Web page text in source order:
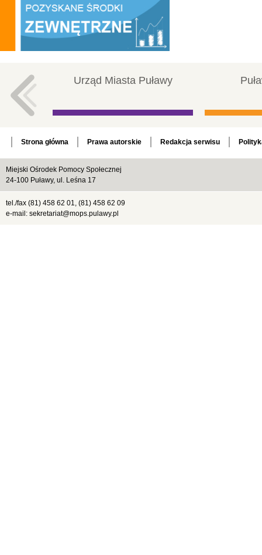
Urząd Miasta Puławy
Strona główna Prawa autorskie Redakcja serwisu
Miejski Ośrodek Pomocy Społecznej
24-100 Puławy, ul. Leśna 17
tel./fax (81) 458 62 01, (81) 458 62 09
e-mail: sekretariat@mops.pulawy.pl